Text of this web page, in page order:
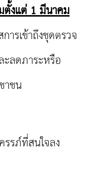
ตั้งแต่ 1 มีนาคม
ารเข้าถึงชุดตรวจ
ะลดภาระหรือ
าชน
รภ์ที่สนใจลง